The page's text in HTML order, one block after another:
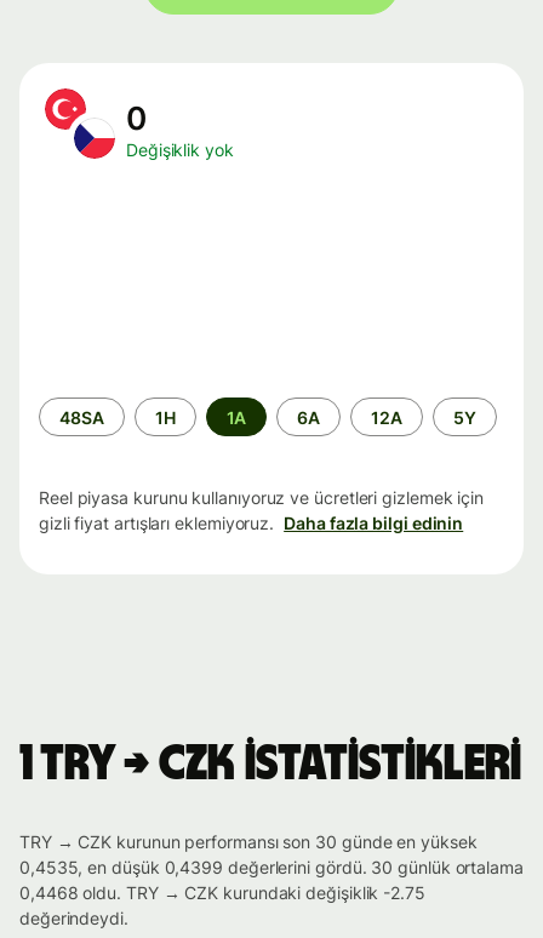
0
Değişiklik yok
Zaman
aralığı
48SA 1H 1A 6A 12A 5Y
Reel piyasa kurunu kullanıyoruz ve ücretleri gizlemek için
gizli fiyat artışları eklemiyoruz. Daha fazla bilgi edinin
1 TRY → CZK istatistikleri
TRY → CZK kurunun performansı son 30 günde en yüksek
0,4535, en düşük 0,4399 değerlerini gördü. 30 günlük ortalama
0,4468 oldu. TRY → CZK kurundaki değişiklik -2.75
değerindeydi.